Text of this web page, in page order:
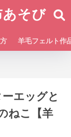
そび
羊毛フェルト作
エッグと
ねこ【羊